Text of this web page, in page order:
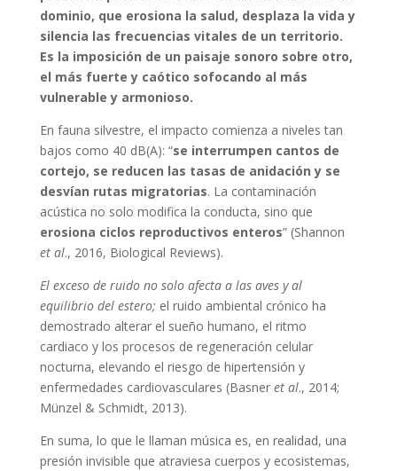
dominio, que erosiona la salud, desplaza la vida y
silencia las frecuencias vitales de un territorio.
Es la imposición de un paisaje sonoro sobre otro,
el más fuerte y caótico sofocando al más
vulnerable y armonioso.
En fauna silvestre, el impacto comienza a niveles tan
bajos como 40 dB(A): “se interrumpen cantos de
cortejo, se reducen las tasas de anidación y se
desvían rutas migratorias. La contaminación
acústica no solo modifica la conducta, sino que
erosiona ciclos reproductivos enteros” (Shannon
et al., 2016, Biological Reviews).
El exceso de ruido no solo afecta a las aves y al
equilibrio del estero; el ruido ambiental crónico ha
demostrado alterar el sueño humano, el ritmo
cardiaco y los procesos de regeneración celular
nocturna, elevando el riesgo de hipertensión y
enfermedades cardiovasculares (Basner et al., 2014;
Münzel & Schmidt, 2013).
En suma, lo que le llaman música es, en realidad, una
presión invisible que atraviesa cuerpos y ecosistemas,